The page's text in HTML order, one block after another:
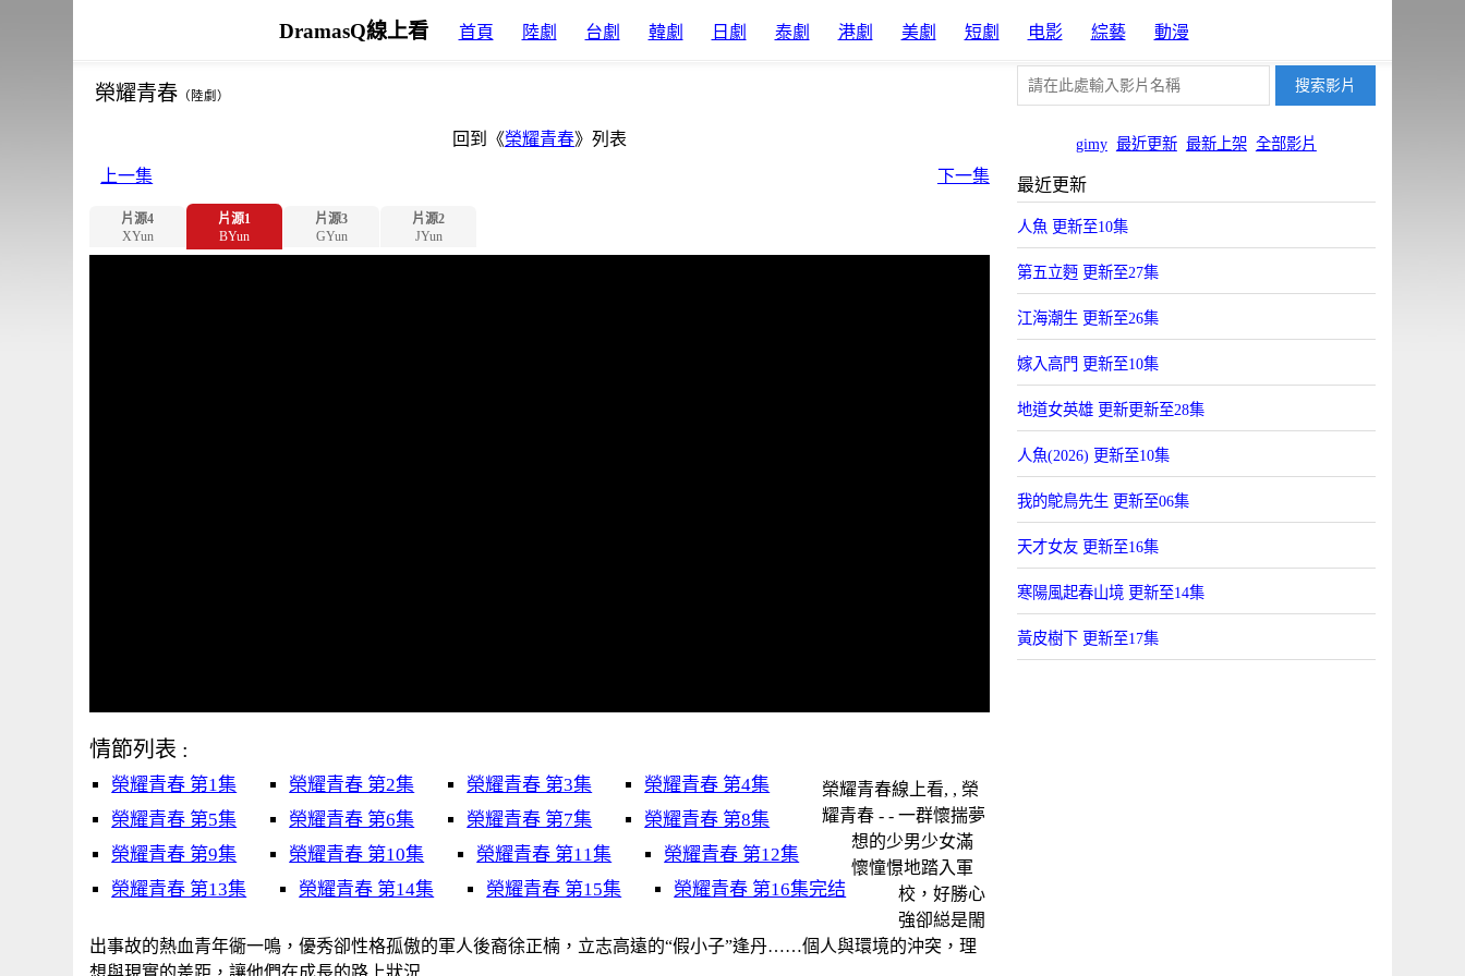
DramasQ線上看 首頁 陸劇 台劇 韓劇 日劇 泰劇 港劇 美劇 短劇 电影 綜藝 動漫
gimy 最近更新 最新上架 全部影片
榮耀青春 （陸劇）
回到《榮耀青春》列表
上一集
下一集
片源4
XYun
片源1
BYun
片源3
GYun
片源2
JYun
情節列表 :
榮耀青春 第1集 榮耀青春 第2集 榮耀青春 第3集
榮耀青春 第4集
榮耀青春 第5集
榮耀青春 第6集 榮耀青春 第7集
榮耀青春 第8集
榮耀青春 第9集
榮耀青春 第10集 榮耀青春 第11集
榮耀青春 第12集
榮耀青春 第13集
榮耀青春 第14集 榮耀青春 第15集 榮耀青春 第16集完结
榮耀青春線上看, , 榮
耀青春 - - 一群懷揣夢
想的少男少女滿
懷憧憬地踏入軍
校，好勝心
強卻縂是閙
出事故的熱血青年衚一鳴，優秀卻性格孤傲的軍人後裔徐正楠，立志高遠的“假小子”逢丹……個人與環境的沖突，理
想與現實的差距，讓他們在成長的路上狀況
最近更新
人魚 更新至10集
第五立麪 更新至27集
江海潮生 更新至26集
嫁入高門 更新至10集
地道女英雄 更新更新至28集
人魚(2026) 更新至10集
我的鴕鳥先生 更新至06集
天才女友 更新至16集
寒陽風起春山境 更新至14集
黃皮樹下 更新至17集